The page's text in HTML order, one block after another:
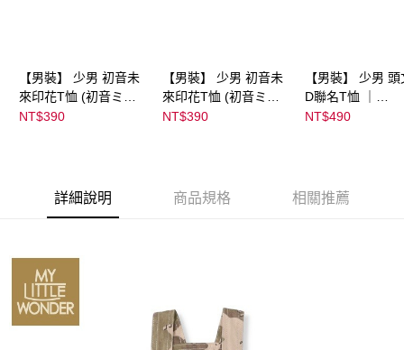
【男裝】 少男 初音未
來印花T恤 (初音ミク)
｜
NT$390
【男裝】 少男 初音未
來印花T恤 (初音ミク)
｜
NT$390
【男裝】 少男
D聯名T恤 ｜
NT$490
詳細說明 商品規格 相關推薦